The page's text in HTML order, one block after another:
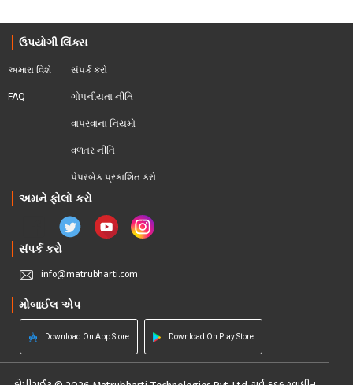
ઉપયોગી લિંક્સ
અમારા વિશે
FAQ
સંપર્ક કરો
ગોપનીયતા નીતિ
વાપરવાના નિયમો
વળતર નીતિ
પેપરબેક પ્રકાશિત કરો
અમને ફોલો કરો
સંપર્ક કરો
info@matrubharti.com
મોબાઈલ એપ
Download On App Store Download On Play Store